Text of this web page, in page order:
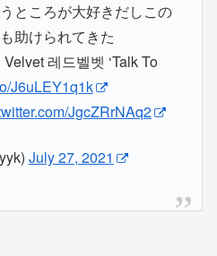
ところが大好きだしこの
助けられてきた
레드벨벳 ‘Talk To
J6uLEY1q1k
JgcZRrNAq2
July 27, 2021